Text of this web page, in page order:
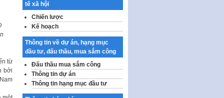
từ
bởi
Quy định về nghiên cứu, ứng
dụng khoa học, công nghệ, đổi
mới sáng tạo và chuyển…
Quy định chi tiết và hướng dẫn
thi hành một số điều của Luật Lý
lịch tư…
Sửa đổi, bổ sung một số nội
dung tại Nghị quyết số 30/NQ-
CP ngày 24 tháng 02…
tế xã hội
Chiến lược
Kế hoạch
Thông tin về dự án, hạng mục
đầu tư, đấu thầu, mua sắm công
Đấu thầu mua sắm công
Thông tin dự án
Thông tin hạng mục đầu tư